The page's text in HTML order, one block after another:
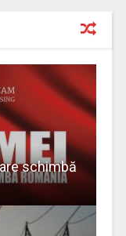
schimbă